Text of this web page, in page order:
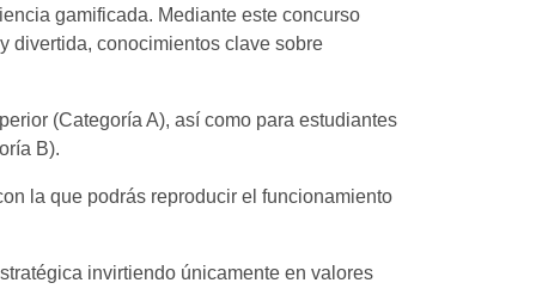
gamificada. Mediante este concurso
divertida, conocimientos clave sobre
(Categoría A), así como para estudiantes
B).
la que podrás reproducir el funcionamiento
invirtiendo únicamente en valores